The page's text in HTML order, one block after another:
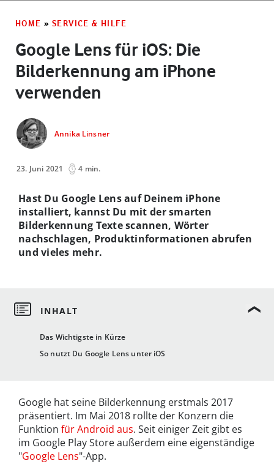
HOME » SERVICE & HILFE
Google Lens für iOS: Die
Bilderkennung am iPhone
verwenden
Annika Linsner
23. Juni 2021 4 min.
Das Wichtigste in Kürze
So nutzt Du Google Lens unter iOS
Hast Du Google Lens auf Deinem iPhone
installiert, kannst Du mit der smarten
Bilderkennung Texte scannen, Wörter
nachschlagen, Produktinformationen abrufen
und vieles mehr.
Google hat seine Bilderkennung erstmals 2017
präsentiert. Im Mai 2018 rollte der Konzern die
Funktion für Android aus. Seit einiger Zeit gibt es
im Google Play Store außerdem eine eigenständige
"Google Lens"-App.